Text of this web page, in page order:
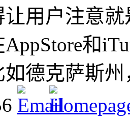
用户注意
和
德克萨斯